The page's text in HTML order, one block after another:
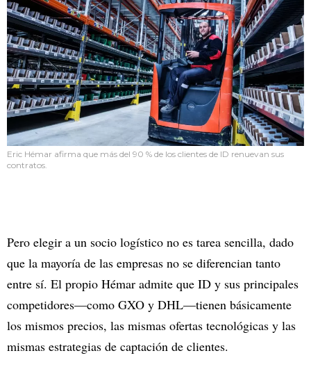
Eric Hémar afirma que más del 90 % de los clientes de ID renuevan sus
contratos.
Pero elegir a un socio logístico no es tarea sencilla, dado
que la mayoría de las empresas no se diferencian tanto
entre sí. El propio Hémar admite que ID y sus principales
competidores—como GXO y DHL—tienen básicamente
los mismos precios, las mismas ofertas tecnológicas y las
mismas estrategias de captación de clientes.